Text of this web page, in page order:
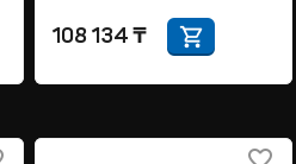
108 134 ₸